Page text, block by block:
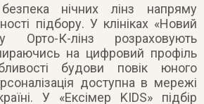
нічних лінз напряму
підбору. У клініках «Новий
Орто-К-лінз розраховують
на цифровий профіль
будови повік юного
доступна в мережі
У «Ексімер KIDS» підбір